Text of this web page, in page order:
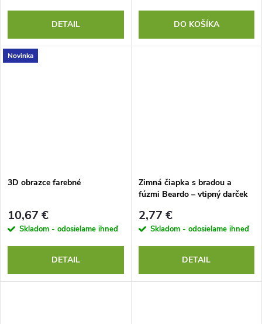
DETAIL DO KOŠÍKA
Novinka
3D obrazce farebné
10,67 €
Skladom - odosielame ihneď
DETAIL
Zimná čiapka s bradou a
fúzmi Beardo – vtipný darček
2,77 €
Skladom - odosielame ihneď
DETAIL